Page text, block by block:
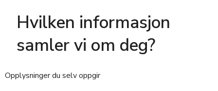
Hvilken informasjon
samler vi om deg?
Opplysninger du selv oppgir